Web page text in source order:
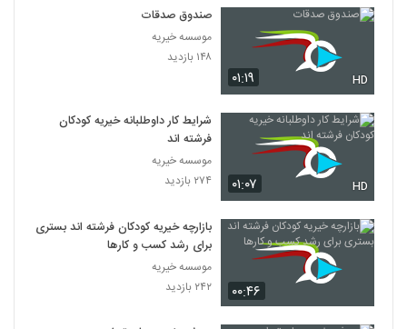
۰۱:۱۹ HD
صندوق صدقات
موسسه خیریه
۱۴۸ بازدید
۰۱:۰۷ HD
شرایط کار داوطلبانه خیریه کودکان
فرشته اند
موسسه خیریه
۲۷۴ بازدید
۰۰:۴۶
بازارچه خیریه کودکان فرشته اند بستری
برای رشد کسب و کارها
موسسه خیریه
۲۴۲ بازدید